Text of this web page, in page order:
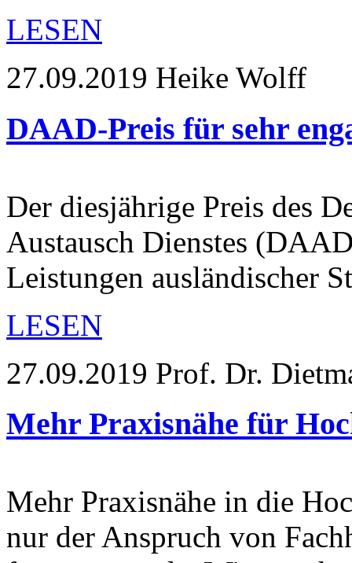
LESEN
27.09.2019 Heike Wolff
DAAD-Preis für sehr
Der diesjährige Preis des
Austausch Dienstes
Leistungen ausländischer
LESEN
27.09.2019 Prof. Dr.
Mehr Praxisnähe für
Mehr Praxisnähe in die
nur der Anspruch von